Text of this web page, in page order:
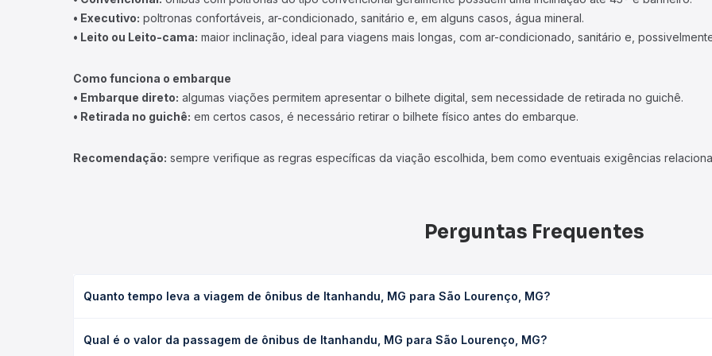
• Executivo: poltronas confortáveis, ar-condicionado, sanitário e, em alguns casos, água mineral.
• Leito ou Leito-cama: maior inclinação, ideal para viagens mais longas, com ar-condicionado, sanitário e,
Como funciona o embarque
• Embarque direto: algumas viações permitem apresentar o bilhete digital, sem necessidade de retirada no guichê.
• Retirada no guichê: em certos casos, é necessário retirar o bilhete físico antes do embarque.
Recomendação: sempre verifique as regras específicas da viação escolhida, bem como eventuais exigências
Perguntas Frequentes
Quanto tempo leva a viagem de ônibus de Itanhandu, MG para São Lourenço, MG?
leito) e as condições de tráfego. Na Quero Passagem você consulta os horários disponíveis e vê a duração exata de
Qual é o valor da passagem de ônibus de Itanhandu, MG para São Lourenço, MG?